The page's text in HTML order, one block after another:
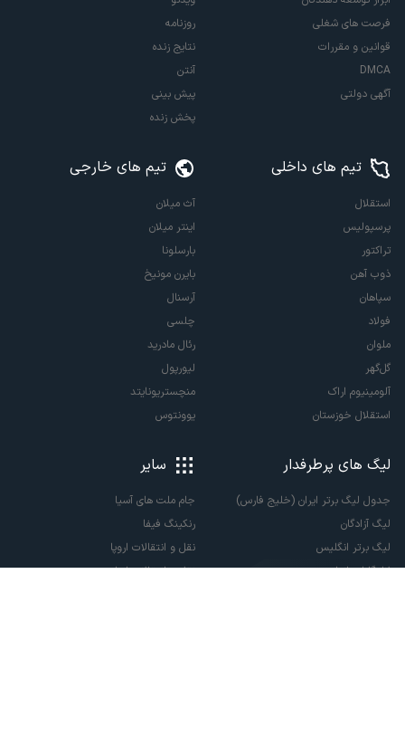
فرصت های شغلی
قوانین و مقررات
DMCA
آگهی دولتی
روزنامه
نتایج زنده
آنتن
پیش بینی
پخش زنده
تیم های داخلی
استقلال
پرسپولیس
تراکتور
ذوب آهن
سپاهان
فولاد
ملوان
گل‌گهر
آلومینیوم اراک
استقلال خوزستان
تیم های خارجی
آث میلان
اینتر میلان
بارسلونا
بایرن مونیخ
آرسنال
چلسی
رئال مادرید
لیورپول
منچستریونایتد
یوونتوس
لیگ های پرطرفدار
جدول لیگ برتر ایران (خلیج فارس)
لیگ آزادگان
لیگ برتر انگلیس
لالیگا اسپانیا
سایر
جام ملت های آسیا
رنکینگ فیفا
نقل و انتقالات اروپا
نقل و انتقالات ایران